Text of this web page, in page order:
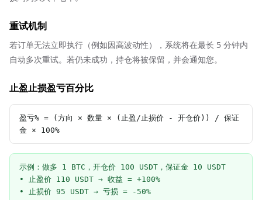
重试机制
若订单无法立即执行（例如因高波动性），系统将在最长 5 分钟内
自动多次重试。若仍未成功，持仓将被保留，并会通知您。
止盈止损盈亏百分比
盈亏% = (方向 × 数量 × (止盈/止损价 - 开仓价)) / 保证
金 × 100%
示例：做多 1 BTC，开仓价 100 USDT，保证金 10 USDT
• 止盈价 110 USDT → 收益 = +100%
• 止损价 95 USDT → 亏损 = -50%